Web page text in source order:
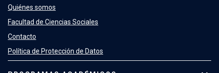
Quiénes somos
Facultad de Ciencias Sociales
Contacto
Política de Protección de Datos